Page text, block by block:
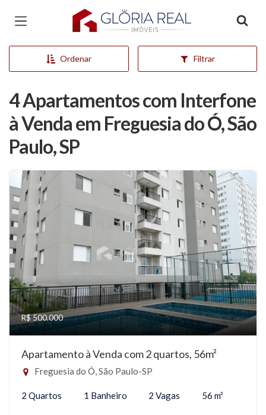
Página inicial
Ordenar Filtrar
4 Apartamentos com Interfone
à Venda em Freguesia do Ó, São
Paulo, SP
R$ 500.000
Apartamento à Venda com 2 quartos, 56m²
Freguesia do Ó, São Paulo-SP
2 Quartos 1 Banheiro 2 Vagas 56 m²